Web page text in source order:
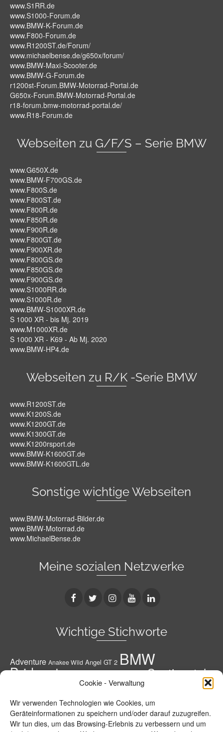
Cookie - Verwaltung
Wir verwenden Technologien wie Cookies, um
Geräteinformationen zu speichern und/oder darauf zuzugreifen.
Wir tun dies, um das Browsing-Erlebnis zu verbessern und um
www.S1RR.de
www.S1000-Forum.de
www.BMW-K-Forum.de
www.F800-Forum.de
www.R1200ST.de/Forum/
www.michaelbense.de/g650x/forum/
www.BMW-Maxi-Scooter.de
www.BMW-G-Forum.de
r1200st-Forum.BMW-Motorrad-Portal.de
G650x-Forum.BMW-Motorrad-Portal.de
r18-forum.bmw-motorrad-portal.de/
www.R18-Forum.de
Webseiten zu G/F/S – Serie BMW
www.G650X.de
www.BMW-F700GS.de
www.F800S.de
www.F800ST.de
www.F800R.de
www.F850R.de
www.F900R.de
www.F800GT.de
www.F900XR.de
www.F800GS.de
www.F850GS.de
www.F900GS.de
www.S1000RR.de
www.S1000R.de
www.BMW-S1000XR.de
S 1000 XR - bis Mj. 2019
www.M1000XR.de
S 1000 XR - K69 - Ab Mj. 2020
www.BMW-HP4.de
Webseiten zu R/K -Serie BMW
www.R1200ST.de
www.K1200S.de
www.K1200GT.de
www.K1300GT.de
www.K1200rsport.de
www.BMW-K1600GT.de
www.BMW-K1600GTL.de
Sonstige wichtige Webseiten
www.BMW-Motorrad-Bilder.de
www.BMW-Motorrad.de
www.MichaelBense.de
Meine sozialen Netzwerke
Wichtige Stichworte
Adventure Anakee Wild Angel GT 2 BMW
Bridgestone Continental
Conti Road Attack 3 Conti RoadAttack 4
DunlopGeländereifen Grobstoller Honda
HypersportreifenM 7 RRM9 RRMetzeler
Michelin Michelin Road 5 MotorradMPR 4 GT